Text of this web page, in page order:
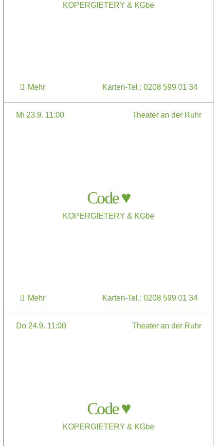
KOPERGIETERY & KGbe
Mehr Karten-Tel.: 0208 599 01 34
Mi 23.9. 11:00 Theater an der Ruhr
Code ♥
KOPERGIETERY & KGbe
Mehr Karten-Tel.: 0208 599 01 34
Do 24.9. 11:00 Theater an der Ruhr
Code ♥
KOPERGIETERY & KGbe